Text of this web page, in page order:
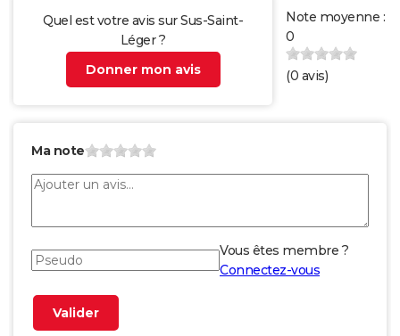
Quel est votre avis sur Sus-Saint-
Léger ?
Donner mon avis
Note moyenne :
0
(0 avis)
Ma note
Vous êtes membre ?
Connectez-vous